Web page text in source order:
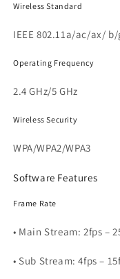
Wireless Standard
IEEE 802.11a/ac/ax/
Operating Frequency
2.4 GHz/5 GHz
Wireless Security
WPA/WPA2/WPA3
Software Features
Frame Rate
• Main Stream: 2fps –
• Sub Stream: 4fps –